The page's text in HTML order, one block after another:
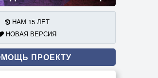
НАМ 15 ЛЕТ
НОВАЯ ВЕРСИЯ
ПРОЕКТУ